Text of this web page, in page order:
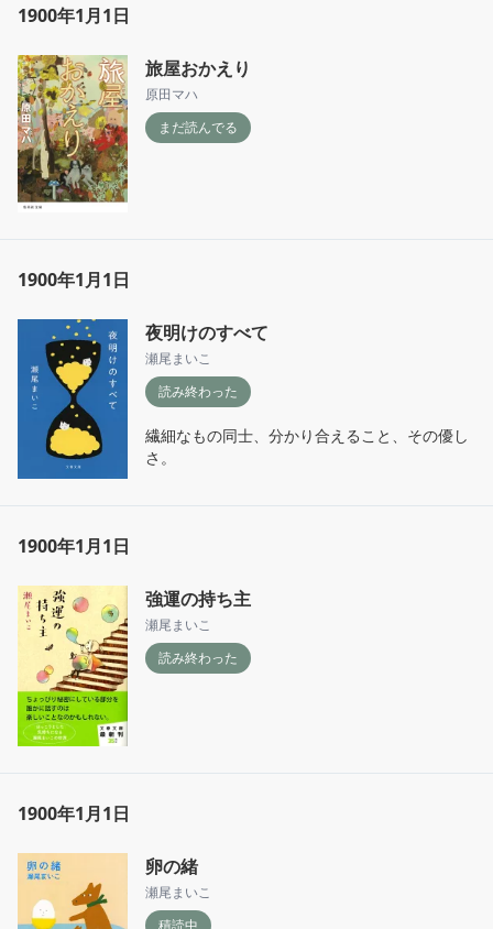
1900年1月1日
旅屋おかえり
原田マハ
まだ読んでる
1900年1月1日
夜明けのすべて
瀬尾まいこ
読み終わった
繊細なもの同士、分かり合えること、その優し
さ。
1900年1月1日
強運の持ち主
瀬尾まいこ
読み終わった
1900年1月1日
卵の緒
瀬尾まいこ
積読中